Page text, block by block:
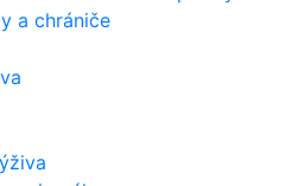
a chrániče